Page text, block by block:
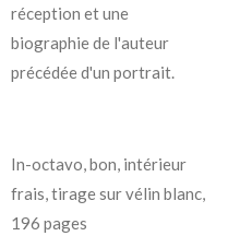
réception et une
biographie de l'auteur
précédée d'un portrait.
In-octavo, bon, intérieur
frais, tirage sur vélin blanc,
196 pages